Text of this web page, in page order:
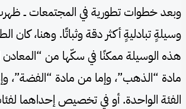
وبعد خطوات تطورية في المجتمعات ــ
وسيلةٍ تبادليةٍ أكثر دقة وثباتًا. وهنا، كان
هذه الوسيلة ممكنًا في سكّها من
مادة “الذهب”، وإما من مادة “الفضة”،
الفئة الواحدة. أو في تخصيص إحداهما